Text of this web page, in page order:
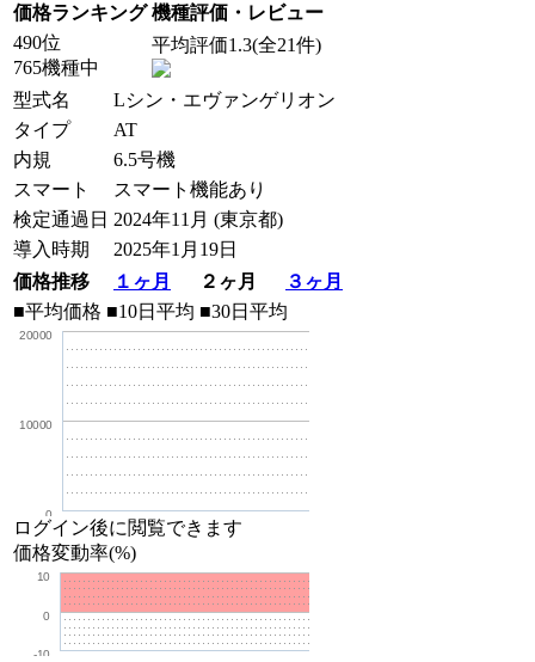
価格ランキング 機種評価・レビュー
490位
765機種中
平均評価1.3(全21件)
型式名
Lシン・エヴァンゲリオン
タイプ
AT
内規
6.5号機
スマート
スマート機能あり
検定通過日 2024年11月 (東京都)
導入時期
2025年1月19日
価格推移
１ヶ月 ２ヶ月
３ヶ月
■平均価格 ■10日平均 ■30日平均
0
10000
20000
ログイン後に閲覧できます
価格変動率(%)
-10
0
10